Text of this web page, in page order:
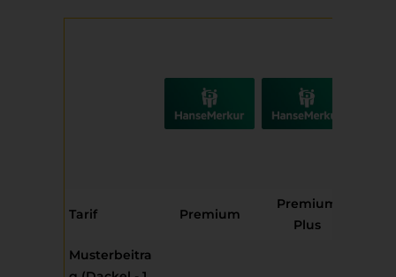
Tarif Premium
Premium
Plus
Musterbeitra